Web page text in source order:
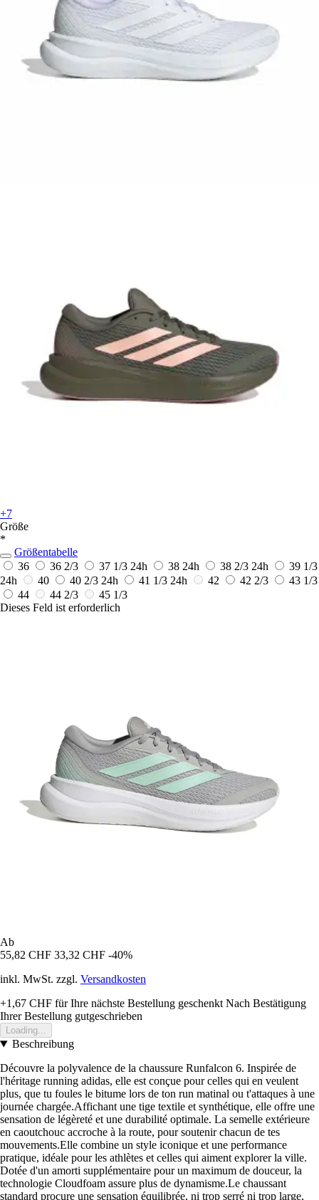
+7
Größe
*
Größentabelle
36
36 2/3 37 1/3 24h 38 24h 38 2/3 24h
39 1/3
24h
40 40 2/3 24h 41 1/3 24h 42 42 2/3
43 1/3
44
44 2/3
45 1/3
Dieses Feld ist erforderlich
Ab
55,82 CHF 33,32 CHF -40%
inkl. MwSt. zzgl. Versandkosten
+1,67 CHF für Ihre nächste Bestellung geschenkt Nach Bestätigung
Ihrer Bestellung gutgeschrieben
Loading...
Beschreibung
Découvre la polyvalence de la chaussure Runfalcon 6. Inspirée de
l'héritage running adidas, elle est conçue pour celles qui en veulent
plus, que tu foules le bitume lors de ton run matinal ou t'attaques à une
journée chargée.Affichant une tige textile et synthétique, elle offre une
sensation de légèreté et une durabilité optimale. La semelle extérieure
en caoutchouc accroche à la route, pour soutenir chacun de tes
mouvements.Elle combine un style iconique et une performance
pratique, idéale pour les athlètes et celles qui aiment explorer la ville.
Dotée d'un amorti supplémentaire pour un maximum de douceur, la
technologie Cloudfoam assure plus de dynamisme.Le chaussant
standard procure une sensation équilibrée, ni trop serré ni trop large,